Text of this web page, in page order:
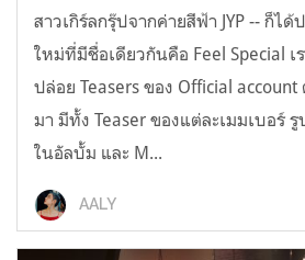
สาวเกิร์ลกรุ๊ปจากค่ายสีฟ้า JYP -- ก็ไ
ใหม่ที่มีชื่อเดียวกันคือ Feel Special เ
ปล่อย Teasers ของ Official
มา มีทั้ง Teaser ของแต่ละเมมเบอร์
ในอัลบั้ม และ M...
AALY